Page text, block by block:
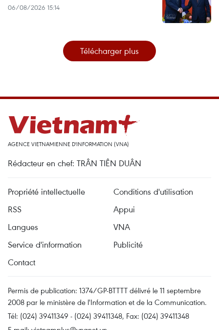
06/08/2026 15:14
Télécharger plus
AGENCE VIETNAMIENNE D'INFORMATION (VNA)
Rédacteur en chef: TRÂN TIÊN DUÂN
Propriété intellectuelle
Conditions d'utilisation
RSS
Appui
Langues
VNA
Service d'information
Publicité
Contact
Permis de publication: 1374/GP-BTTTT délivré le 11 septembre
2008 par le ministère de l'Information et de la Communication.
Tél: (024) 39411349 - (024) 39411348, Fax: (024) 39411348